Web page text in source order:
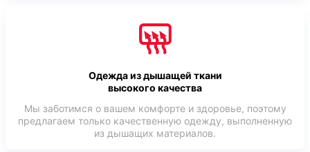
Одежда из дышащей ткани
высокого качества
Мы заботимся о вашем комфорте и здоровье, поэтому
предлагаем только качественную одежду, выполненную
из дышащих материалов.